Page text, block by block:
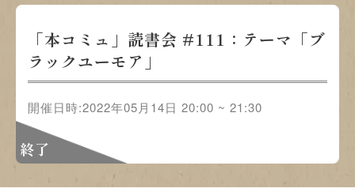
終了
「本コミュ」読書会 #111：テーマ「ブ
ラックユーモア」
開催日時:2022年05月14日 20:00 ~ 21:30